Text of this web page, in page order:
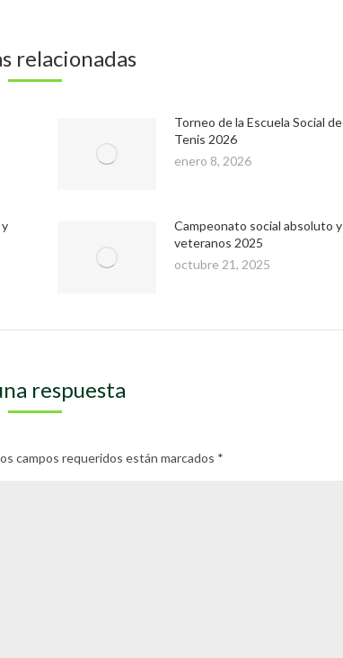
relacionadas
Torneo de la Escuela Social de
Tenis 2026
enero 8, 2026
Campeonato social absoluto y
veteranos 2025
octubre 21, 2025
respuesta
campos requeridos están marcados *